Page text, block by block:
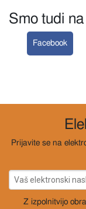
Smo tudi na
Facebook
Prijavite se na
Z izpolnitvijo